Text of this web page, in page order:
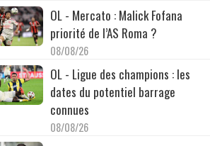
OL - Mercato : Malick Fofana
priorité de l’AS Roma ?
08/08/26
OL - Ligue des champions : les
dates du potentiel barrage
connues
08/08/26